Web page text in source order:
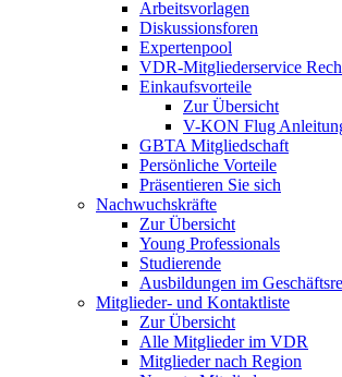
Arbeitsvorlagen
Diskussionsforen
Expertenpool
VDR-Mitgliederservice
Einkaufsvorteile
Zur Übersicht
V-KON Flug
GBTA Mitgliedschaft
Persönliche Vorteile
Präsentieren Sie sich
Nachwuchskräfte
Zur Übersicht
Young Professionals
Studierende
Ausbildungen im
Mitglieder- und Kontaktliste
Zur Übersicht
Alle Mitglieder im VDR
Mitglieder nach Region